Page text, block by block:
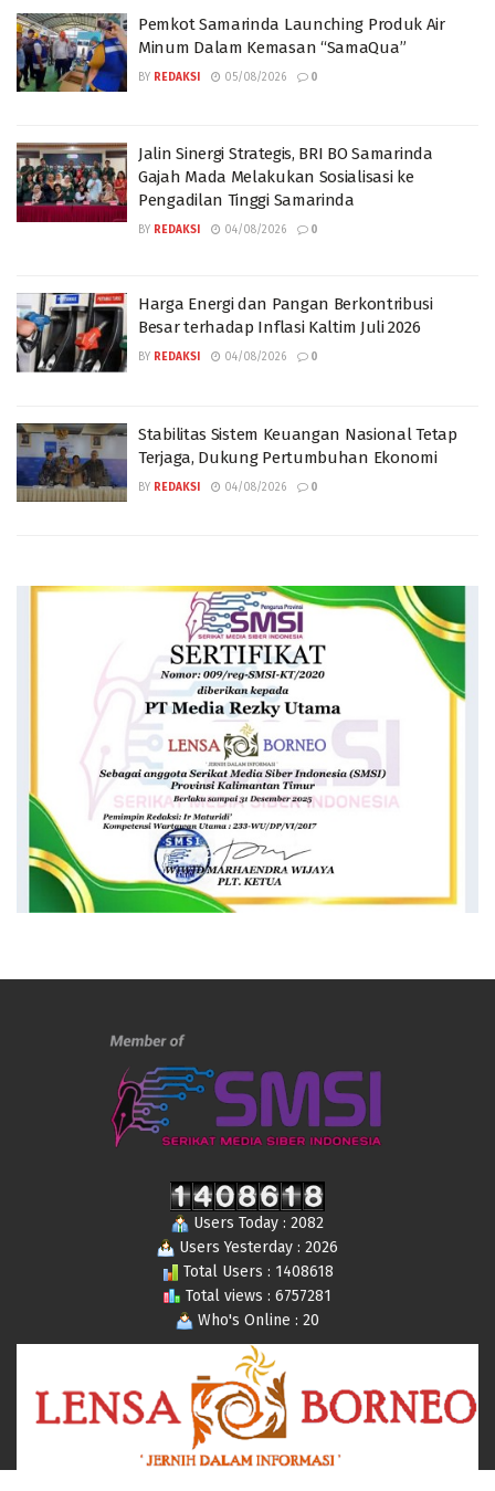
Pemkot Samarinda Launching Produk Air
Minum Dalam Kemasan “SamaQua”
BY REDAKSI 05/08/2026 0
Jalin Sinergi Strategis, BRI BO Samarinda
Gajah Mada Melakukan Sosialisasi ke
Pengadilan Tinggi Samarinda
BY REDAKSI 04/08/2026 0
Harga Energi dan Pangan Berkontribusi
Besar terhadap Inflasi Kaltim Juli 2026
BY REDAKSI 04/08/2026 0
Stabilitas Sistem Keuangan Nasional Tetap
Terjaga, Dukung Pertumbuhan Ekonomi
BY REDAKSI 04/08/2026 0
Users Today : 2082
Users Yesterday : 2026
Total Users : 1408618
Total views : 6757281
Who's Online : 20